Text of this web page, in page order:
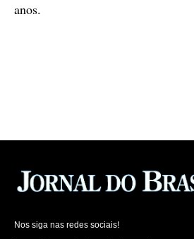
anos.
Nos siga nas redes sociais!